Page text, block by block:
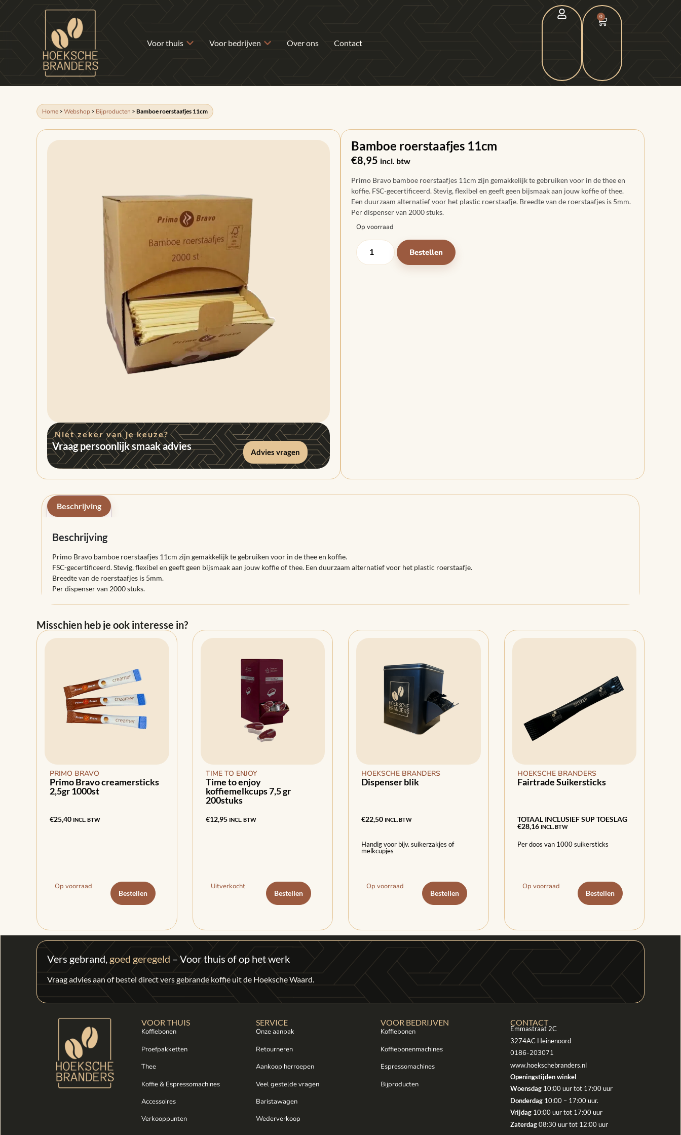
Voor thuis Voor bedrijven Over ons Contact
0
Home > Webshop > Bijproducten > Bamboe roerstaafjes 11cm
Niet zeker van je keuze?
Vraag persoonlijk smaak advies Advies vragen
Bamboe roerstaafjes 11cm
€8,95 incl. btw
Primo Bravo bamboe roerstaafjes 11cm zijn gemakkelijk te gebruiken voor in de thee en
koffie. FSC-gecertificeerd. Stevig, flexibel en geeft geen bijsmaak aan jouw koffie of thee.
Een duurzaam alternatief voor het plastic roerstaafje. Breedte van de roerstaafjes is 5mm.
Per dispenser van 2000 stuks.
Op voorraad
Bestellen
Beschrijving
Beschrijving
Primo Bravo bamboe roerstaafjes 11cm zijn gemakkelijk te gebruiken voor in de thee en koffie.
FSC-gecertificeerd. Stevig, flexibel en geeft geen bijsmaak aan jouw koffie of thee. Een duurzaam alternatief voor het plastic roerstaafje.
Breedte van de roerstaafjes is 5mm.
Per dispenser van 2000 stuks.
Misschien heb je ook interesse in?
PRIMO BRAVO
Primo Bravo creamersticks
2,5gr 1000st
€25,40 INCL. BTW
Op voorraad
Bestellen
TIME TO ENJOY
Time to enjoy
koffiemelkcups 7,5 gr
200stuks
€12,95 INCL. BTW
Uitverkocht
Bestellen
HOEKSCHE BRANDERS
Dispenser blik
€22,50 INCL. BTW
Handig voor bijv. suikerzakjes of
melkcupjes
Op voorraad
Bestellen
HOEKSCHE BRANDERS
Fairtrade Suikersticks
TOTAAL INCLUSIEF SUP TOESLAG
€28,16 INCL. BTW
Per doos van 1000 suikersticks
Op voorraad
Bestellen
Vers gebrand, goed geregeld – Voor thuis of op het werk
Vraag advies aan of bestel direct vers gebrande koffie uit de Hoeksche Waard.
VOOR THUIS
Koffiebonen
Proefpakketten
Thee
Koffie & Espressomachines
Accessoires
Verkooppunten
SERVICE
Onze aanpak
Retourneren
Aankoop herroepen
Veel gestelde vragen
Baristawagen
Wederverkoop
VOOR BEDRIJVEN
Koffiebonen
Koffiebonenmachines
Espressomachines
Bijproducten
CONTACT
Emmastraat 2C
3274AC Heinenoord
0186-203071
www.hoekschebranders.nl
Openingstijden winkel
Woensdag10:00 uur tot 17:00 uur
Donderdag10:00 – 17:00 uur.
Vrijdag10:00 uur tot 17:00 uur
Zaterdag08:30 uur tot 12:00 uur